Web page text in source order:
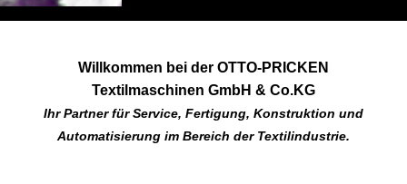
Willkommen bei der OTTO-PRICKEN
Textilmaschinen GmbH & Co.KG
Ihr Partner für Service, Fertigung, Konstruktion und
Automatisierung im Bereich der Textilindustrie.